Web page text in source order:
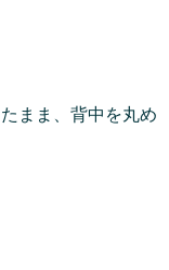
まま、背中を丸め